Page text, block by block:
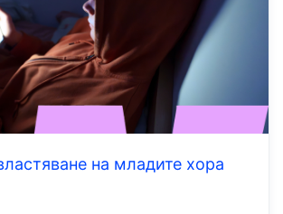
на младите хора